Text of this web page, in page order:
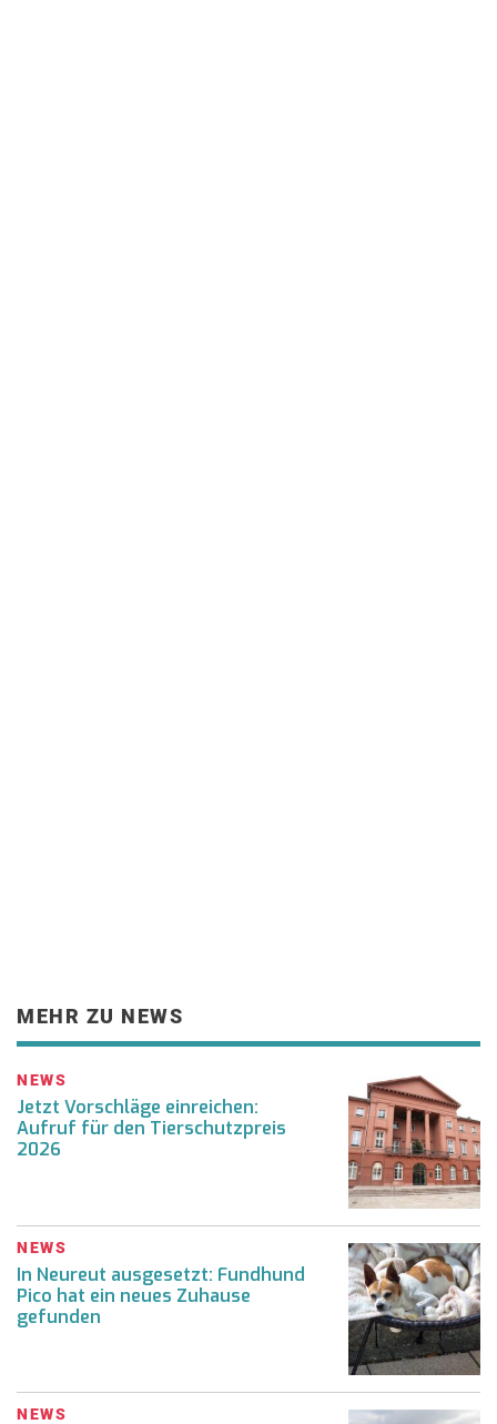
MEHR ZU NEWS
NEWS
Jetzt Vorschläge einreichen:
Aufruf für den Tierschutzpreis
2026
NEWS
In Neureut ausgesetzt: Fundhund
Pico hat ein neues Zuhause
gefunden
NEWS